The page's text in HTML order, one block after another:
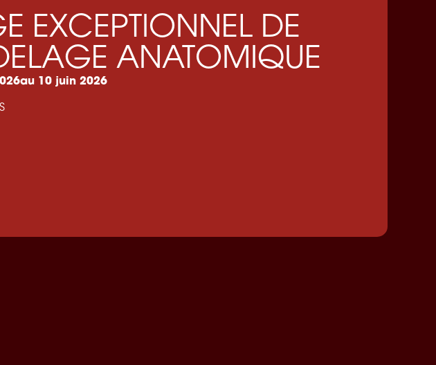
EXCEPTIONNEL DE
ANATOMIQUE
au 10 juin 2026